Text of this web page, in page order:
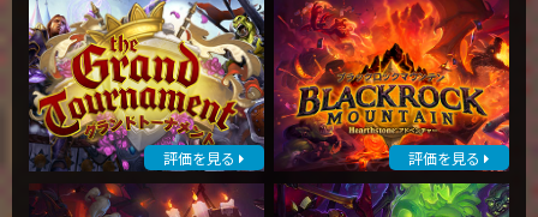
評価を見る 評価を見る